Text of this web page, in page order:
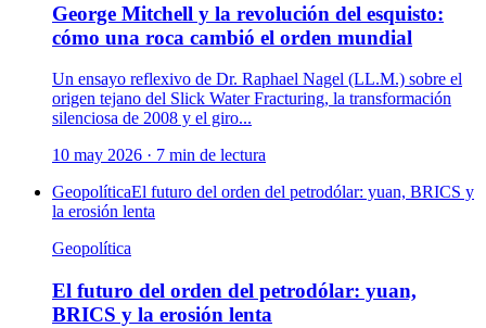
George Mitchell y la revolución del esquisto:
cómo una roca cambió el orden mundial
Un ensayo reflexivo de Dr. Raphael Nagel (LL.M.) sobre el
origen tejano del Slick Water Fracturing, la transformación
silenciosa de 2008 y el giro...
10 may 2026 · 7 min de lectura
GeopolíticaEl futuro del orden del petrodólar: yuan, BRICS y
la erosión lenta
Geopolítica
El futuro del orden del petrodólar: yuan,
BRICS y la erosión lenta